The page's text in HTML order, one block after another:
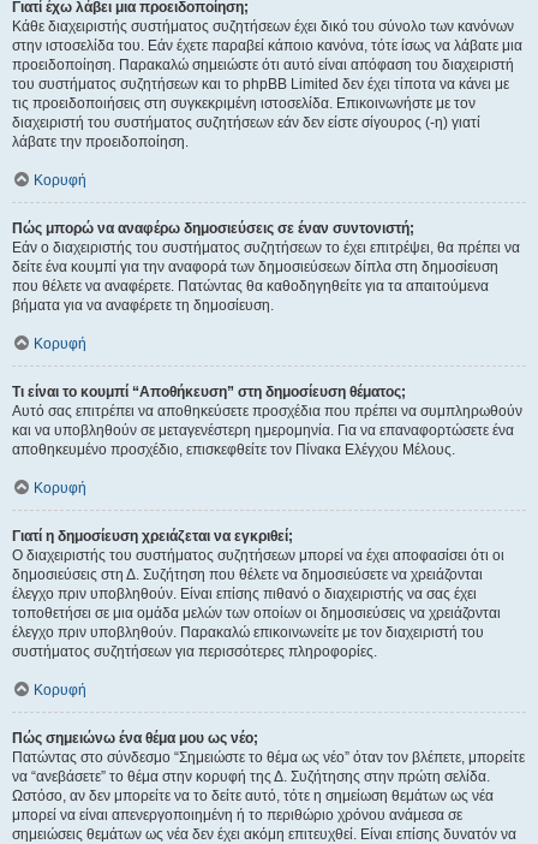
Γιατί έχω λάβει μια προειδοποίηση;
Κάθε διαχειριστής συστήματος συζητήσεων έχει δικό του σύνολο των κανόνων
στην ιστοσελίδα του. Εάν έχετε παραβεί κάποιο κανόνα, τότε ίσως να λάβατε μια
προειδοποίηση. Παρακαλώ σημειώστε ότι αυτό είναι απόφαση του διαχειριστή
του συστήματος συζητήσεων και το phpBB Limited δεν έχει τίποτα να κάνει με
τις προειδοποιήσεις στη συγκεκριμένη ιστοσελίδα. Επικοινωνήστε με τον
διαχειριστή του συστήματος συζητήσεων εάν δεν είστε σίγουρος (-η) γιατί
λάβατε την προειδοποίηση.
Κορυφή
Πώς μπορώ να αναφέρω δημοσιεύσεις σε έναν συντονιστή;
Εάν ο διαχειριστής του συστήματος συζητήσεων το έχει επιτρέψει, θα πρέπει να
δείτε ένα κουμπί για την αναφορά των δημοσιεύσεων δίπλα στη δημοσίευση
που θέλετε να αναφέρετε. Πατώντας θα καθοδηγηθείτε για τα απαιτούμενα
βήματα για να αναφέρετε τη δημοσίευση.
Κορυφή
Τι είναι το κουμπί “Αποθήκευση” στη δημοσίευση θέματος;
Αυτό σας επιτρέπει να αποθηκεύσετε προσχέδια που πρέπει να συμπληρωθούν
και να υποβληθούν σε μεταγενέστερη ημερομηνία. Για να επαναφορτώσετε ένα
αποθηκευμένο προσχέδιο, επισκεφθείτε τον Πίνακα Ελέγχου Μέλους.
Κορυφή
Γιατί η δημοσίευση χρειάζεται να εγκριθεί;
Ο διαχειριστής του συστήματος συζητήσεων μπορεί να έχει αποφασίσει ότι οι
δημοσιεύσεις στη Δ. Συζήτηση που θέλετε να δημοσιεύσετε να χρειάζονται
έλεγχο πριν υποβληθούν. Είναι επίσης πιθανό ο διαχειριστής να σας έχει
τοποθετήσει σε μια ομάδα μελών των οποίων οι δημοσιεύσεις να χρειάζονται
έλεγχο πριν υποβληθούν. Παρακαλώ επικοινωνείτε με τον διαχειριστή του
συστήματος συζητήσεων για περισσότερες πληροφορίες.
Κορυφή
Πώς σημειώνω ένα θέμα μου ως νέο;
Πατώντας στο σύνδεσμο “Σημειώστε το θέμα ως νέο” όταν τον βλέπετε, μπορείτε
να “ανεβάσετε” το θέμα στην κορυφή της Δ. Συζήτησης στην πρώτη σελίδα.
Ωστόσο, αν δεν μπορείτε να το δείτε αυτό, τότε η σημείωση θεμάτων ως νέα
μπορεί να είναι απενεργοποιημένη ή το περιθώριο χρόνου ανάμεσα σε
σημειώσεις θεμάτων ως νέα δεν έχει ακόμη επιτευχθεί. Είναι επίσης δυνατόν να